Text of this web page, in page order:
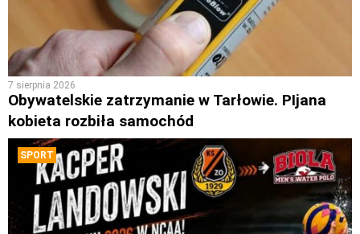
7 sierpnia 2026
Obywatelskie zatrzymanie w Tarłowie. PIjana
kobieta rozbiła samochód
SPORT